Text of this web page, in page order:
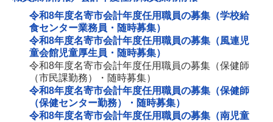
令和8年度名寄市会計年度任用職員の募集（学校給
食センター業務員・随時募集）
令和8年度名寄市会計年度任用職員の募集（風連児
童会館児童厚生員・随時募集）
令和8年度名寄市会計年度任用職員の募集（保健師
（市民課勤務）・随時募集）
令和8年度名寄市会計年度任用職員の募集（保健師
（保健センター勤務）・随時募集）
令和8年度名寄市会計年度任用職員の募集（南児童